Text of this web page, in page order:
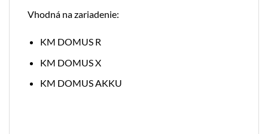
Vhodná na zariadenie:
KM DOMUS R
KM DOMUS X
KM DOMUS AKKU